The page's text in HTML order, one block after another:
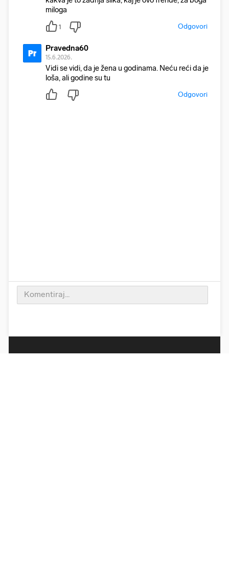
miloga
1 Odgovori
Pr Pravedna60
15.6.2026.
Vidi se vidi, da je žena u godinama. Neću reći da je
loša, ali godine su tu
Odgovori